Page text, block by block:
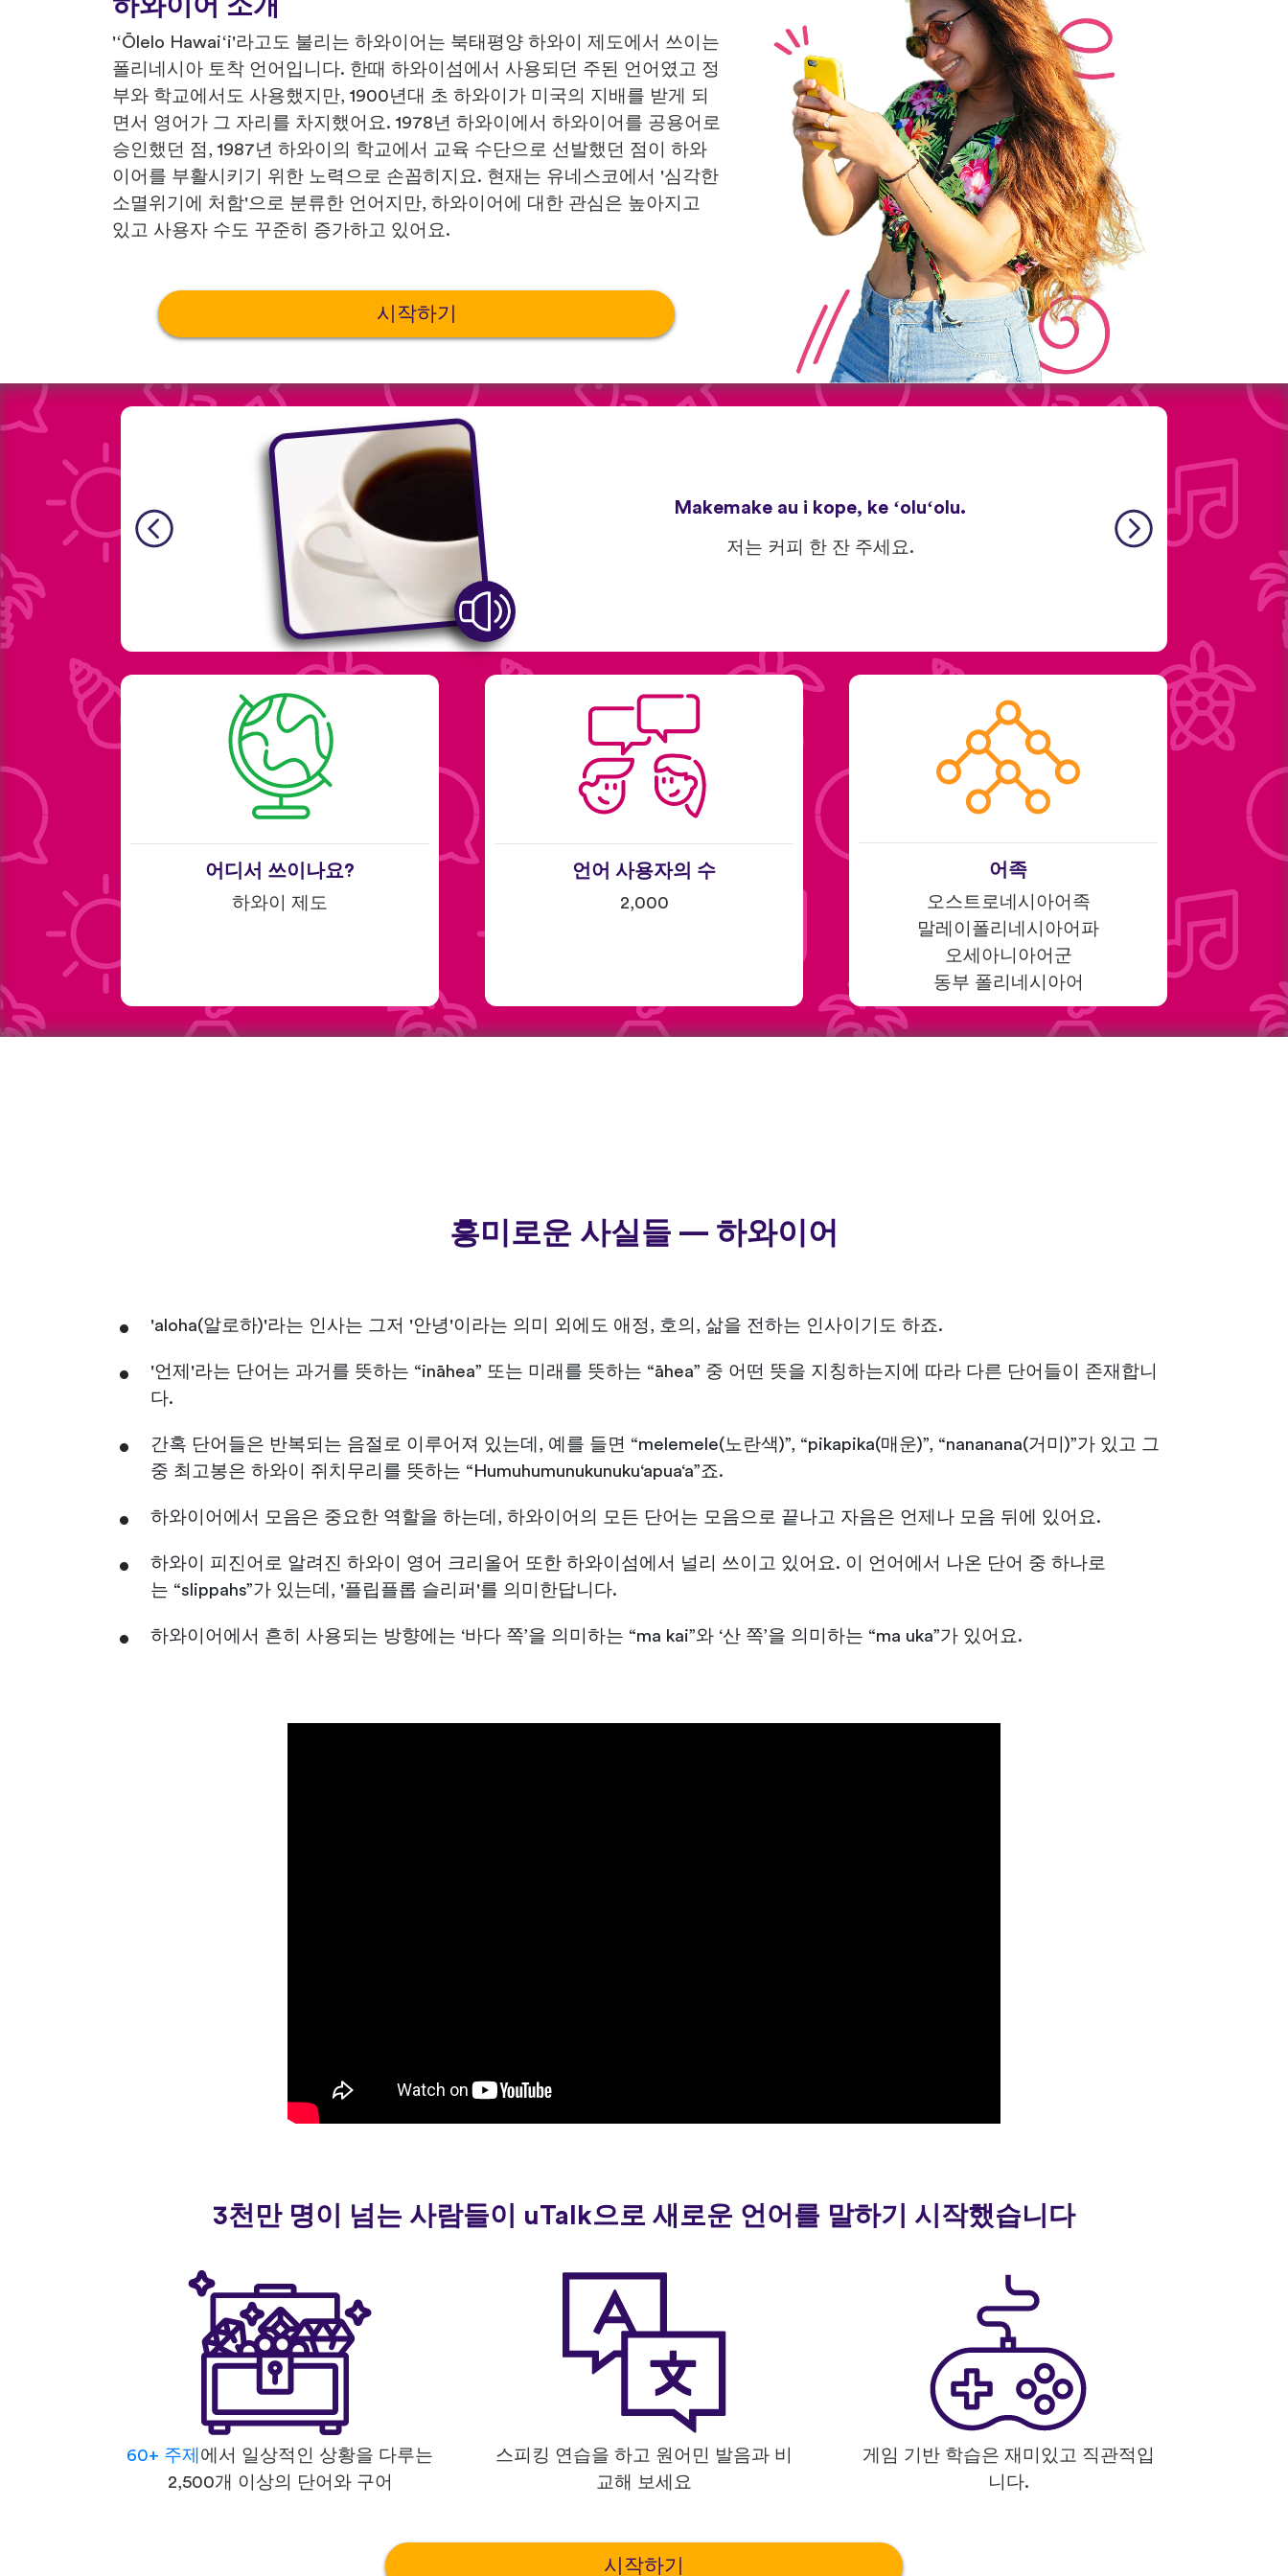
하와이어 소개
'ʻŌlelo Hawaiʻi'라고도 불리는 하와이어는 북태평양 하와이 제도에서 쓰이는
폴리네시아 토착 언어입니다. 한때 하와이섬에서 사용되던 주된 언어였고 정
부와 학교에서도 사용했지만, 1900년대 초 하와이가 미국의 지배를 받게 되
면서 영어가 그 자리를 차지했어요. 1978년 하와이에서 하와이어를 공용어로
승인했던 점, 1987년 하와이의 학교에서 교육 수단으로 선발했던 점이 하와
이어를 부활시키기 위한 노력으로 손꼽히지요. 현재는 유네스코에서 '심각한
소멸위기에 처함'으로 분류한 언어지만, 하와이어에 대한 관심은 높아지고
있고 사용자 수도 꾸준히 증가하고 있어요.
시작하기
Makemake au i kope, ke ʻoluʻolu.
저는 커피 한 잔 주세요.
어디서 쓰이나요?
하와이 제도
언어 사용자의 수
2,000
어족
오스트로네시아어족
말레이폴리네시아어파
오세아니아어군
동부 폴리네시아어
흥미로운 사실들 — 하와이어
'aloha(알로하)'라는 인사는 그저 '안녕'이라는 의미 외에도 애정, 호의, 삶을 전하는 인사이기도 하죠.
'언제'라는 단어는 과거를 뜻하는 “ināhea” 또는 미래를 뜻하는 “āhea” 중 어떤 뜻을 지칭하는지에 따라 다른 단어들이 존재합니
다.
간혹 단어들은 반복되는 음절로 이루어져 있는데, 예를 들면 “melemele(노란색)”, “pikapika(매운)”, “nananana(거미)”가 있고 그
중 최고봉은 하와이 쥐치무리를 뜻하는 “Humuhumunukunuku‘apua‘a”죠.
하와이어에서 모음은 중요한 역할을 하는데, 하와이어의 모든 단어는 모음으로 끝나고 자음은 언제나 모음 뒤에 있어요.
하와이 피진어로 알려진 하와이 영어 크리올어 또한 하와이섬에서 널리 쓰이고 있어요. 이 언어에서 나온 단어 중 하나로
는 “slippahs”가 있는데, '플립플롭 슬리퍼'를 의미한답니다.
하와이어에서 흔히 사용되는 방향에는 ‘바다 쪽’을 의미하는 “ma kai”와 ‘산 쪽’을 의미하는 “ma uka”가 있어요.
3천만 명이 넘는 사람들이 uTalk으로 새로운 언어를 말하기 시작했습니다
60+ 주제 에서 일상적인 상황을 다루는
2,500개 이상의 단어와 구어
스피킹 연습을 하고 원어민 발음과 비
교해 보세요
게임 기반 학습은 재미있고 직관적입
니다.
시작하기